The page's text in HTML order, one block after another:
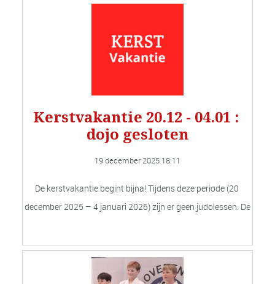
Kerstvakantie 20.12 - 04.01 :
dojo gesloten
19 december 2025 18:11
De kerstvakantie begint bijna! Tijdens deze periode (20
december 2025 – 4 januari 2026) zijn er geen judolessen. De